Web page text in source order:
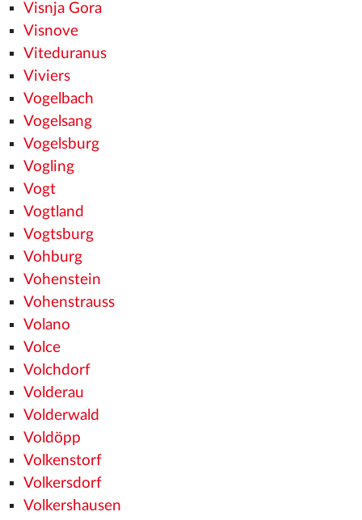
Visnja Gora
Visnove
Viteduranus
Viviers
Vogelbach
Vogelsang
Vogelsburg
Vogling
Vogt
Vogtland
Vogtsburg
Vohburg
Vohenstein
Vohenstrauss
Volano
Volce
Volchdorf
Volderau
Volderwald
Voldöpp
Volkenstorf
Volkersdorf
Volkershausen